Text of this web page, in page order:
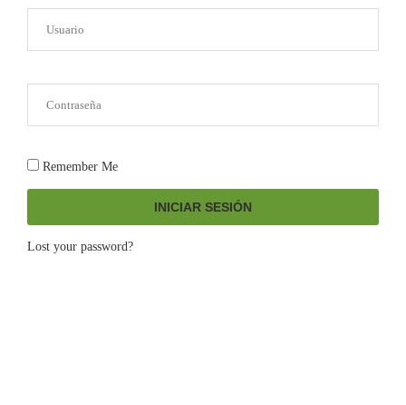
Remember Me
INICIAR SESIÓN
Lost your password?